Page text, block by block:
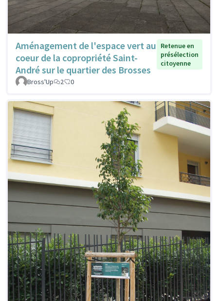
Aménagement de l'espace vert au
coeur de la copropriété Saint-
André sur le quartier des Brosses
Retenue en
présélection
citoyenne
Bross'Up 2 0